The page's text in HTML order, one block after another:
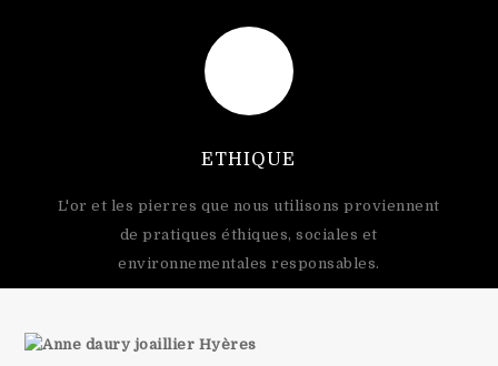
ETHIQUE
L'or et les pierres que nous utilisons proviennent
de pratiques éthiques, sociales et
environnementales responsables.